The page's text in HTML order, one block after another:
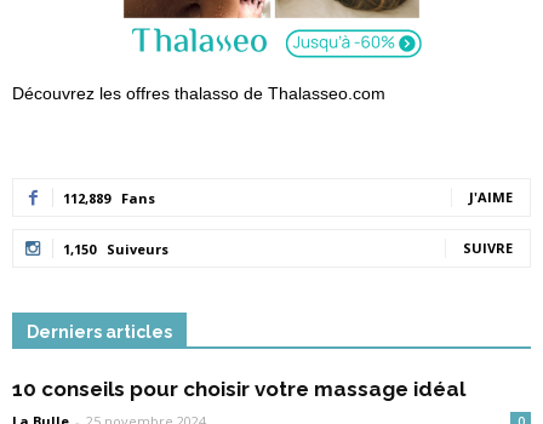
Découvrez les offres thalasso de Thalasseo.com
112,889 Fans J'AIME
1,150 Suiveurs SUIVRE
Derniers articles
10 conseils pour choisir votre massage idéal